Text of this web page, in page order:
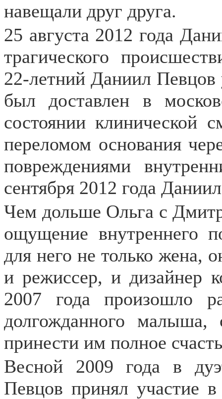
навещали друг друга.
25 августа 2012 года
трагического
22-летний Даниил Певцов
был доставлен в
состоянии клинической
переломом основания
повреждениями
сентября 2012 года
Чем дольше Ольга с
ощущение внутреннего
для него не только жена,
и режиссер, и дизайнер
2007 года произошло
долгожданного
принести им полное
Весной 2009 года в
Певцов принял участие